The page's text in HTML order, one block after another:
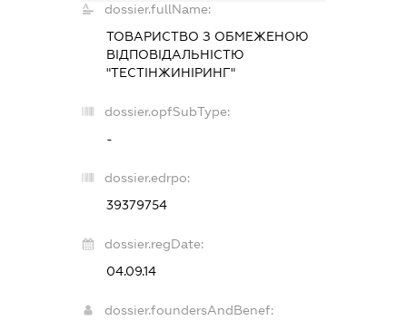
dossier.fullName:
ТОВАРИСТВО З ОБМЕЖЕНОЮ
ВІДПОВІДАЛЬНІСТЮ
"ТЕСТІНЖИНІРИНГ"
dossier.opfSubType:
-
dossier.edrpo:
39379754
dossier.regDate:
04.09.14
dossier.foundersAndBenef: